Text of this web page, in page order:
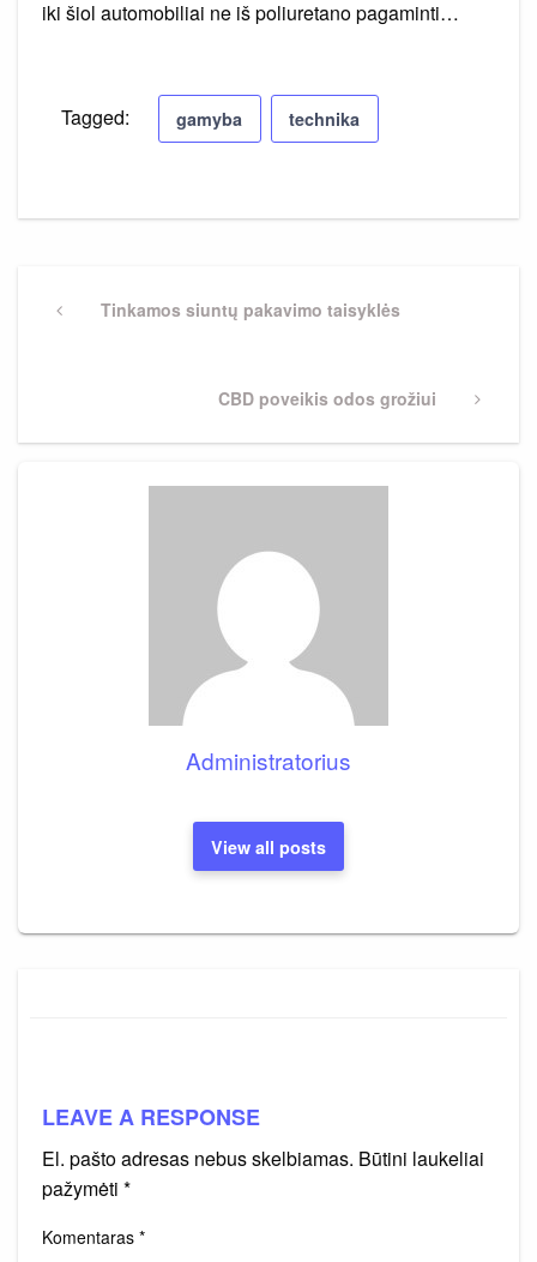
iki šiol automobiliai ne iš poliuretano pagaminti…
Tagged: gamyba technika
tarpPreviousTinkamos siuntų pakavimo taisyklės
Next
CBD poveikis odos grožiui
Administratorius
View all posts
LEAVE A RESPONSE
El. pašto adresas nebus skelbiamas. Būtini laukeliai
pažymėti *
Komentaras *